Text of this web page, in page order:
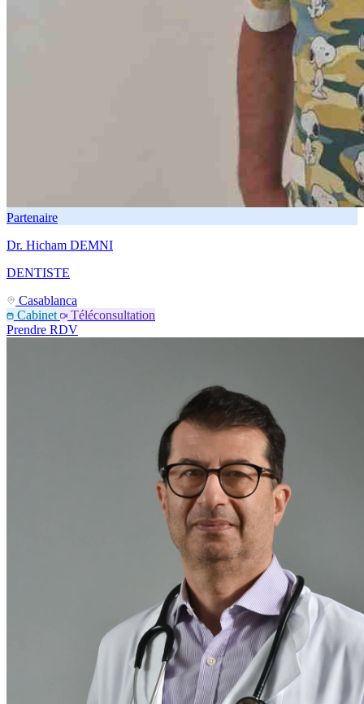
Partenaire
Dr. Hicham DEMNI
DENTISTE
Casablanca
Cabinet
Téléconsultation
Prendre RDV